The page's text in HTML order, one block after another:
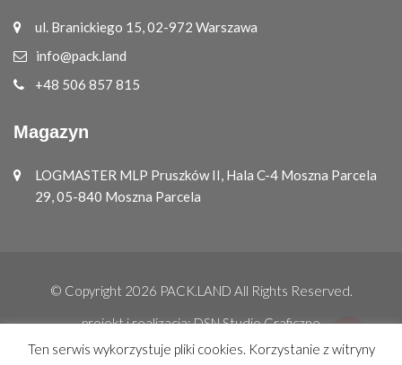
ul. Branickiego 15, 02-972 Warszawa
info@pack.land
+48 506 857 815
Magazyn
LOGMASTER MLP Pruszków II, Hala C-4 Moszna Parcela
29, 05-840 Moszna Parcela
© Copyright 2026 PACK.LAND All Rights Reserved.
projekt i realizacja:DSN Studio Graficzne
Ten serwis wykorzystuje pliki cookies. Korzystanie z witryny